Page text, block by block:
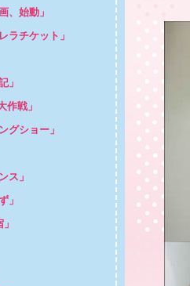
、始動」
ラチケット」
」
作戦」
グショー」
ス」
」